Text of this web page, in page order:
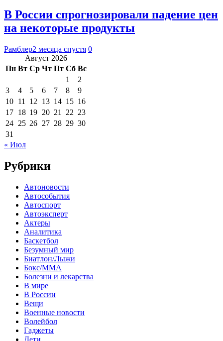
В России спрогнозировали падение цен
на некоторые продукты
Рамблер2 месяца спустя 0
Август 2026
Пн Вт Ср Чт Пт Сб Вс
1
2
3
4 5 6 7 8
9
10 11 12 13 14 15 16
17 18 19 20 21 22 23
24 25 26 27 28 29 30
31
« Июл
Рубрики
Автоновости
Автособытия
Автоспорт
Автоэксперт
Актеры
Аналитика
Баскетбол
Безумный мир
Биатлон/Лыжи
Бокс/MMA
Болезни и лекарства
В мире
В России
Вещи
Военные новости
Волейбол
Гаджеты
Дети